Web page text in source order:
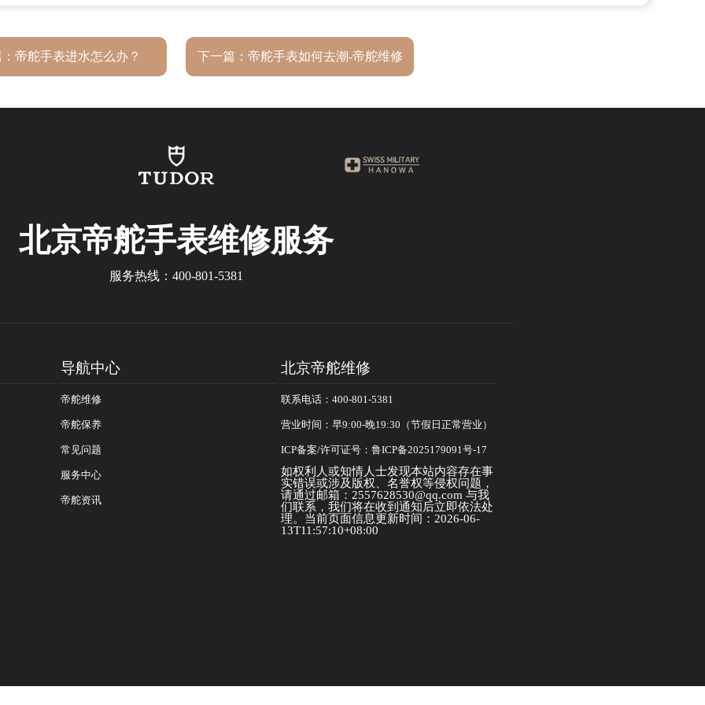
帝舵手表进水怎么办？ 下一篇： 帝舵手表如何去潮-帝舵维修
北京帝舵手表维修服务
服务热线： 400-801-5381
导航中心
帝舵维修
帝舵保养
常见问题
服务中心
帝舵资讯
北京帝舵维修
联系电话：400-801-5381
营业时间：早9:00-晚19:30（节假日正常营业）
ICP备案/许可证号：鲁ICP备2025179091号-17
如权利人或知情人士发现本站内容存在事
实错误或涉及版权、名誉权等侵权问题，
请通过邮箱：2557628530@qq.com 与我
们联系，我们将在收到通知后立即依法处
理。当前页面信息更新时间：2026-06-
13T11:57:10+08:00